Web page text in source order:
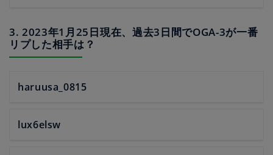
3. 2023年1月25日現在、過去3日間でOGA-3が一番
リプした相手は？
haruusa_0815
lux6elsw